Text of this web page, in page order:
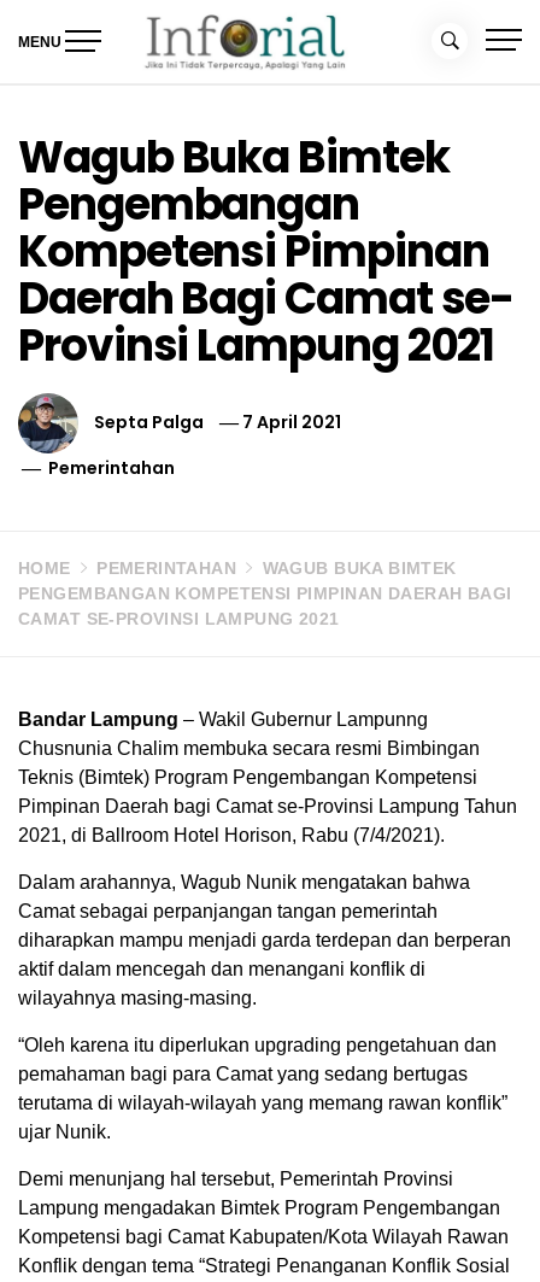
MENU
Wagub Buka Bimtek
Pengembangan
Kompetensi Pimpinan
Daerah Bagi Camat se-
Provinsi Lampung 2021
Septa Palga
7 April 2021
Pemerintahan
HOME PEMERINTAHAN
WAGUB BUKA BIMTEK
PENGEMBANGAN KOMPETENSI PIMPINAN DAERAH BAGI
CAMAT SE-PROVINSI LAMPUNG 2021
Bandar Lampung – Wakil Gubernur Lampunng
Chusnunia Chalim membuka secara resmi Bimbingan
Teknis (Bimtek) Program Pengembangan Kompetensi
Pimpinan Daerah bagi Camat se-Provinsi Lampung Tahun
2021, di Ballroom Hotel Horison, Rabu (7/4/2021).
Dalam arahannya, Wagub Nunik mengatakan bahwa
Camat sebagai perpanjangan tangan pemerintah
diharapkan mampu menjadi garda terdepan dan berperan
aktif dalam mencegah dan menangani konflik di
wilayahnya masing-masing.
“Oleh karena itu diperlukan upgrading pengetahuan dan
pemahaman bagi para Camat yang sedang bertugas
terutama di wilayah-wilayah yang memang rawan konflik”
ujar Nunik.
Demi menunjang hal tersebut, Pemerintah Provinsi
Lampung mengadakan Bimtek Program Pengembangan
Kompetensi bagi Camat Kabupaten/Kota Wilayah Rawan
Konflik dengan tema “Strategi Penanganan Konflik Sosial